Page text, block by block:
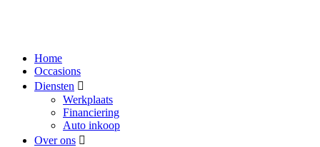
Home
Occasions
Diensten
Werkplaats
Financiering
Auto inkoop
Over ons